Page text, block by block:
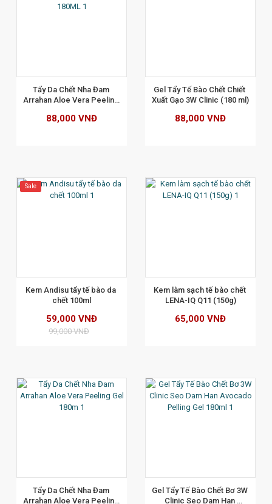
Tẩy Da Chết Nha Đam
Arrahan Aloe Vera Peeling
88,000 VNĐ
Gel Tẩy Tế Bào Chết Chiết
Xuất Gạo 3W Clinic (180 ml)
88,000 VNĐ
Sale
Kem Andisu tẩy tế bào da
chết 100ml
59,000 VNĐ
99,000 VNĐ
Kem làm sạch tế bào chết
LENA-IQ Q11 (150g)
65,000 VNĐ
Tẩy Da Chết Nha Đam
Arrahan Aloe Vera Peeling
Gel Tẩy Tế Bào Chết Bơ 3W
Clinic Seo Dam Han